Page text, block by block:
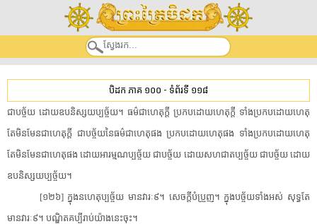
បិដក ភាគ ១០០ - ទំព័រទី ១១៨
ជា​បច្ច័យ ដោយ​ឧបនិស្សយ​ប្ប​ច្ច័​យ។ ធម៌​ជាហេតុ​ក្តី ប្រកបដោយ​ហេតុ​ក្តី ទាំង​ប្រកបដោយ​ហេតុ
តែ​មិនមែន​ជាហេតុ​ក្តី ជា​បច្ច័យ​នៃ​ធម៌​ជាហេតុ​ផង ប្រកបដោយ​ហេតុ​ផង ទាំង​ប្រកបដោយ​ហេតុ
តែ​មិនមែន​ជាហេតុ​ផង ដោយ​អារម្មណ​ប្ប​ច្ច័​យ ជា​បច្ច័យ ដោយ​សហជាត​ប្ប​ច្ច័​យ ជា​បច្ច័យ ដោយ​
ឧបនិស្សយ​ប្ប​ច្ច័​យ។
[១២៦] ក្នុង​នហេតុ​ប្ប​ច្ច័​យ មាន​វារៈ៩។ សេចក្តី​បំប្រួញ។ ក្នុង​បច្ច័យ​ទាំងអស់ សុទ្ធតែ​
មាន​វារៈ៩។ បណ្ឌិត​គប្បី​រាប់​យ៉ាងនេះ​ចុះ។